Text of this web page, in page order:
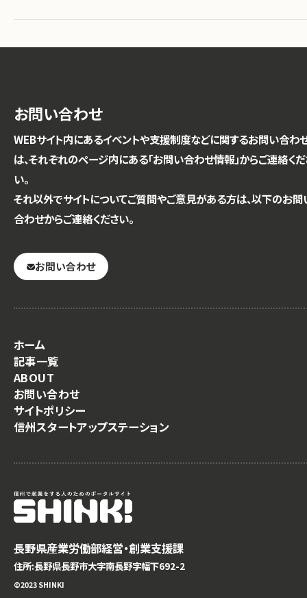
お問い合わせ
WEBサイト内にあるイベントや支援制度などに関するお問い合わ
は、それぞれのページ内にある「お問い合わせ情報」からご連絡く
い。
それ以外でサイトについてご質問やご意見がある方は、以下のお問
合わせからご連絡ください。
お問い合わせ
長野県産業労働部経営・創業支援課
住所:長野県長野市大字南長野字幅下692-2
©️2023 SHINKI
ホーム
記事一覧
ABOUT
お問い合わせ
サイトポリシー
信州スタートアップステーション